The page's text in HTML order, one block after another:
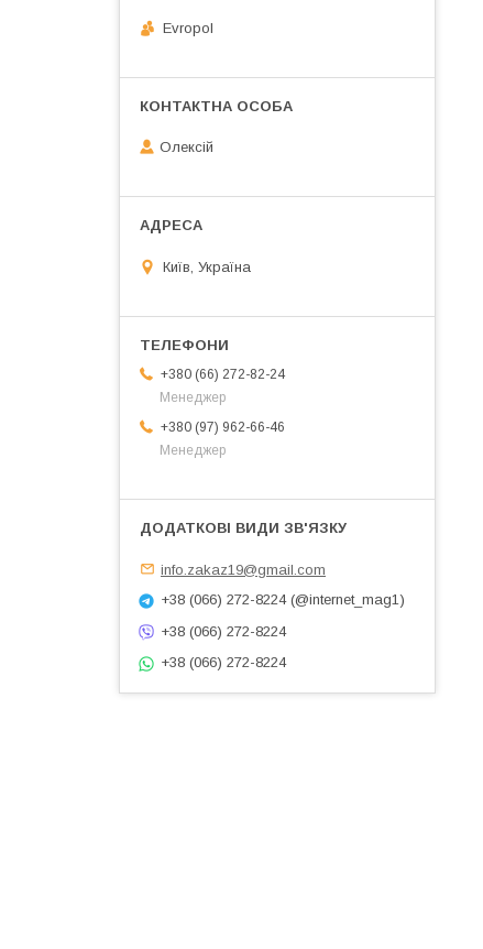
Evropol
Олексій
Київ, Україна
+380 (66) 272-82-24
Менеджер
+380 (97) 962-66-46
Менеджер
info.zakaz19@gmail.com
+38 (066) 272-8224 (@internet_mag1)
+38 (066) 272-8224
+38 (066) 272-8224